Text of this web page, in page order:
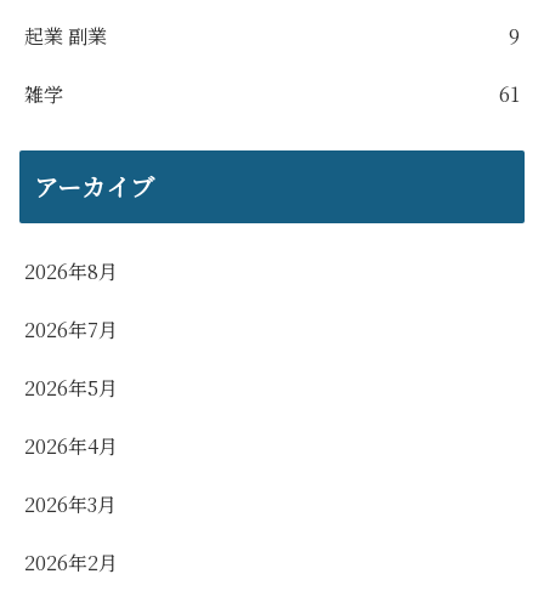
起業 副業 9
雑学 61
アーカイブ
2026年8月
2026年7月
2026年5月
2026年4月
2026年3月
2026年2月